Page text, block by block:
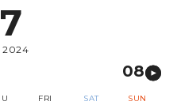
2024
08
FRI SAT SUN